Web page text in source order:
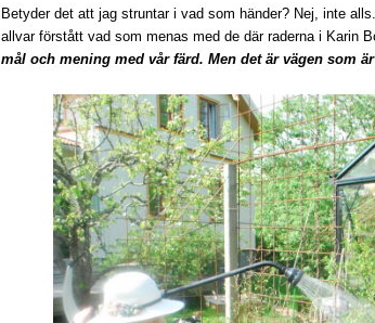
Betyder det att jag struntar i vad som händer? Nej, inte
allvar förstått vad som menas med de där raderna i Karin
mål och mening med vår färd. Men det är vägen som